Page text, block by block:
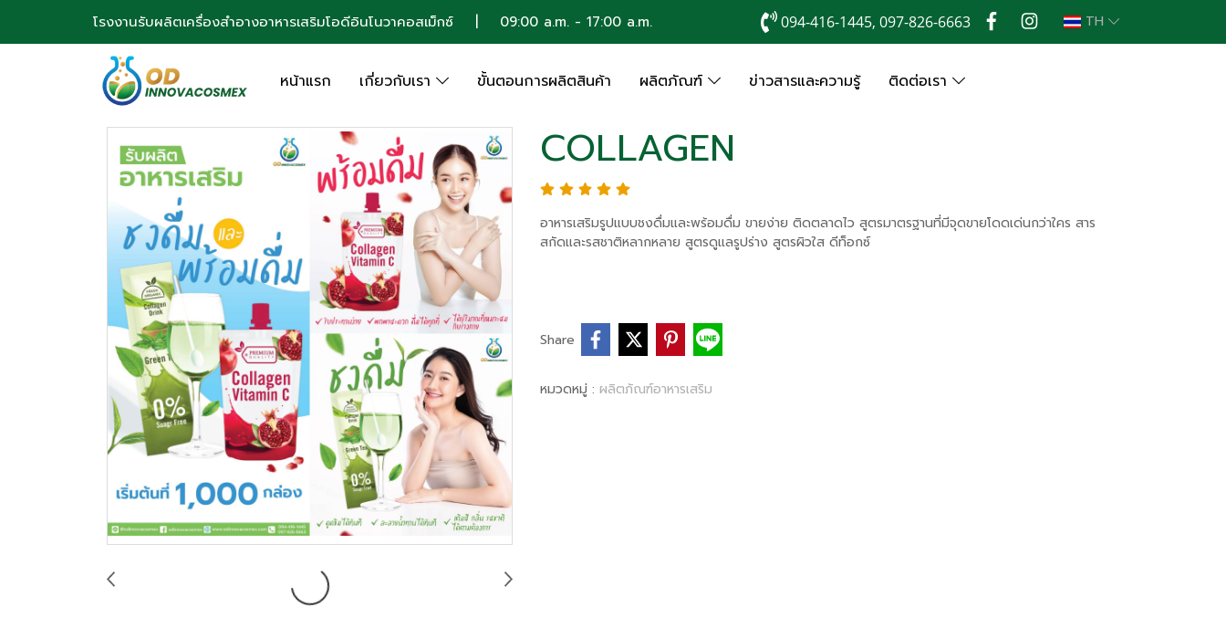
โรงงานรับผลิตเครื่องสำอางอาหารเสริมโอดีอินโนวาคอสเม็กซ์ | 09:00 a.m. - 17:00 a.m. 094-416-1445, 097-826-6663 TH
หน้าแรก เกี่ยวกับเรา ขั้นตอนการผลิตสินค้า ผลิตภัณฑ์ ข่าวสารและความรู้ ติดต่อเรา
COLLAGEN
อาหารเสริมรูปแบบชงดื่มและพร้อมดื่ม ขายง่าย ติดตลาดไว สูตรมาตรฐานที่มีจุดขายโดดเด่นกว่าใคร สาร
สกัดและรสชาติหลากหลาย สูตรดูแลรูปร่าง สูตรผิวใส ดีท็อกซ์
Share
หมวดหมู่ : ผลิตภัณฑ์อาหารเสริม